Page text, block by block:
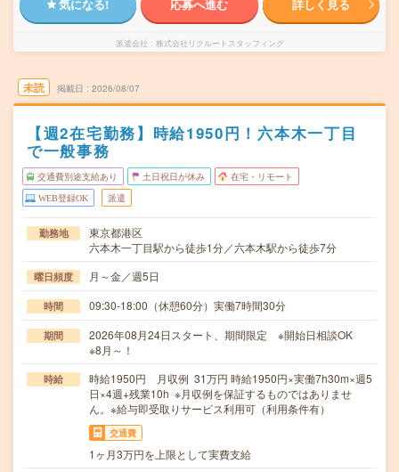
気になる! 応募へ進む 詳しく見る
派遣会社 株式会社リクルートスタッフィング
未読 掲載日 2026/08/07
【週2在宅勤務】時給1950円！六本木一丁目
で一般事務
交通費別途支給あり 土日祝日が休み 在宅・リモート
WEB登録OK 派遣
勤務地
東京都港区
六本木一丁目駅から徒歩1分／六本木駅から徒歩7分
曜日頻度 月～金／週5日
時間 09:30-18:00（休憩60分）実働7時間30分
期間
2026年08月24日スタート、期間限定 ※開始日相談OK
※8月～！
時給
時給1950円 月収例 31万円 時給1950円×実働7h30m×週5
日×4週+残業10h ※月収例を保証するものではありませ
ん。※給与即受取りサービス利用可（利用条件有）
交通費
1ヶ月3万円を上限として実費支給